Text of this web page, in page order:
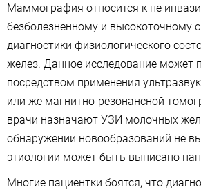
Маммография относится к не
безболезненному и высокоточному
диагностики физиологического
желез. Данное исследование может
посредством применения
или же магнитно-резонансной
врачи назначают УЗИ молочных
обнаружении новообразований не
этиологии может быть выписано
Многие пациентки боятся, что